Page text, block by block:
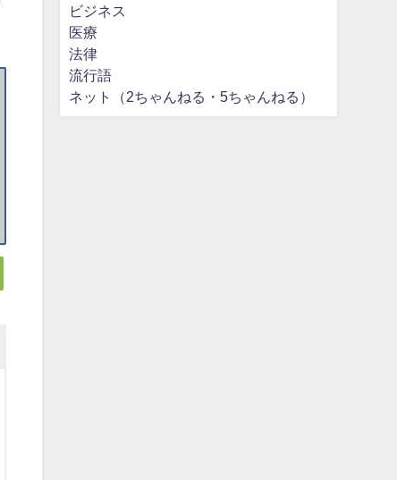
ビジネス
医療
法律
流行語
ネット（2ちゃんねる・5ちゃんねる）